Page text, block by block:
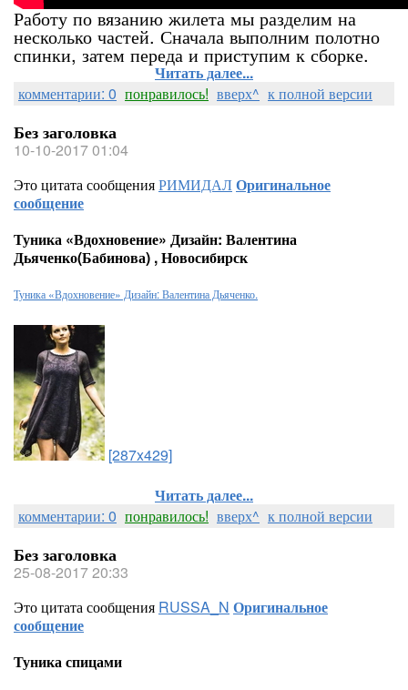
Работу по вязанию жилета мы разделим на
несколько частей. Сначала выполним полотно
спинки, затем переда и приступим к сборке.
Читать далее...
комментарии: 0 понравилось! вверх^ к полной версии
Без заголовка
10-10-2017 01:04
Это цитата сообщенияРИМИДАЛОригинальное
сообщение
Туника «Вдохновение» Дизайн: Валентина
Дьяченко(Бабинова) , Новосибирск
Туника «Вдохновение» Дизайн: Валентина Дьяченко.
[287x429]
Читать далее...
комментарии: 0 понравилось! вверх^ к полной версии
Без заголовка
25-08-2017 20:33
Это цитата сообщения RUSSA_N Оригинальное
сообщение
Туника спицами